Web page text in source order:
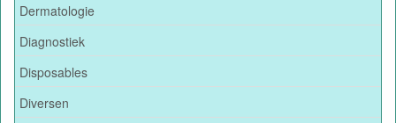
Dermatologie
Diagnostiek
Disposables
Diversen